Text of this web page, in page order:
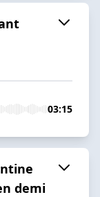
03:15
demi